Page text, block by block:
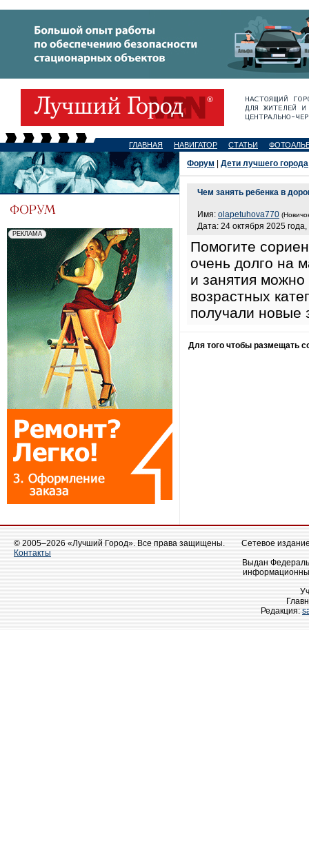
ГЛАВНАЯ НАВИГАТОР СТАТЬИ
Форум Дети лучшего города
Чем занять ребенка в
Имя: olapetuhova770
Дата: 24 октября 2025 года,
Помогите
очень долго на
и занятия можно
возрастных
получали новые
Для того чтобы размещать
© 2005–2026 «Лучший Город». Все права защищены.
Контакты
Сетевое
Выдан
Редакция: